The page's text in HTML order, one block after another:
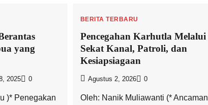
yang
2025 0
)* Penegakan
BERITA TERBARU
Pencegahan Karhutla Melalui
Sekat Kanal, Patroli, dan
Kesiapsiagaan
Agustus 2, 2026 0
Oleh: Nanik Muliawanti (* Ancaman